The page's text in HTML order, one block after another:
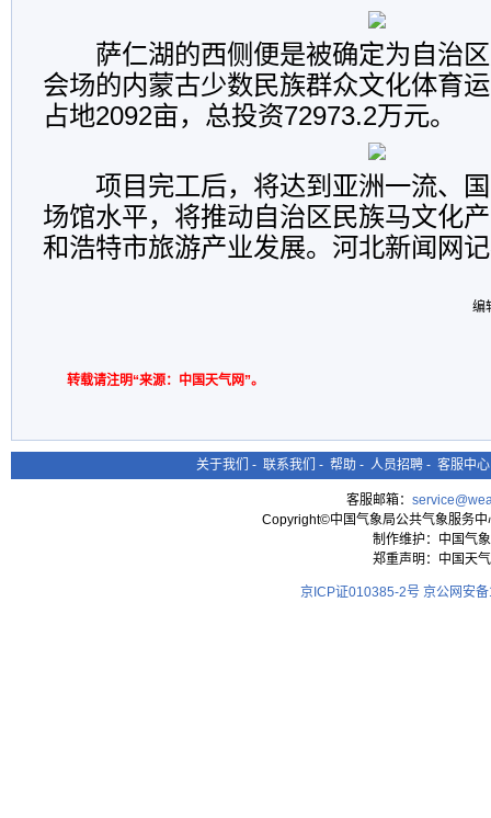
萨仁湖的西侧便是被确定为自治区
会场的内蒙古少数民族群众文化体育
占地2092亩，总投资72973.2万元。
项目完工后，将达到亚洲一流、国
场馆水平，将推动自治区民族马文化
和浩特市旅游产业发展。河北新闻网
编
转载请注明“来源：中国天气网”。
关于我们 - 联系我们 - 帮助 - 人员招聘 - 客服中心
客服邮箱：
Copyright©中国气象局公共气象服务
制作维护：中国气
郑重声明：中国天
京ICP证010385-2号 京公网安